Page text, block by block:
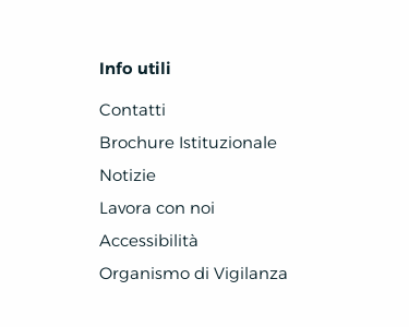
Info utili
Contatti
Brochure Istituzionale
Notizie
Lavora con noi
Accessibilità
Organismo di Vigilanza